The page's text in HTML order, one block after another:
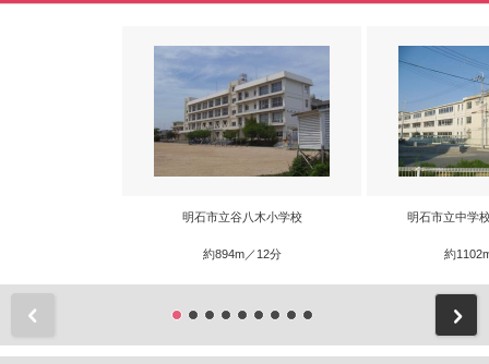
明石市立谷八木小学校
約894m／12分
明石市立中学
約